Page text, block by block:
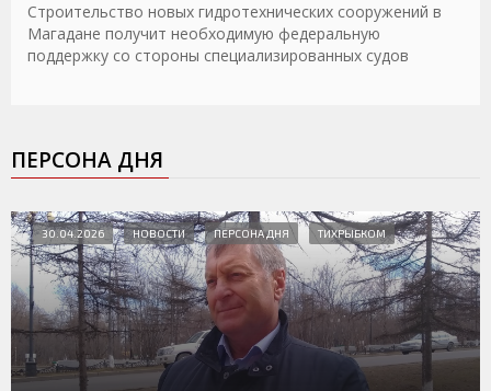
Строительство новых гидротехнических сооружений в
Магадане получит необходимую федеральную
поддержку со стороны специализированных судов
ПЕРСОНА ДНЯ
30.04.2026 НОВОСТИ ПЕРСОНА ДНЯ ТИХРЫБКОМ